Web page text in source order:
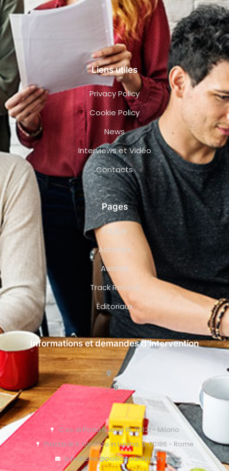
Liens utiles
Privacy Policy
Cookie Policy
News
Interviews et Vidéo
Contacts
Pages
Équipe
Activités
Awards
Track Record
Éditoriaux
Informations et demandes d’intervention
C.so di Porta Nuova 15, 20121 - Milano
Piazza di S. Lorenzo in Lucina, 6, 00186 - Rome
o.pollicino@pollicinoaidvisory.eu